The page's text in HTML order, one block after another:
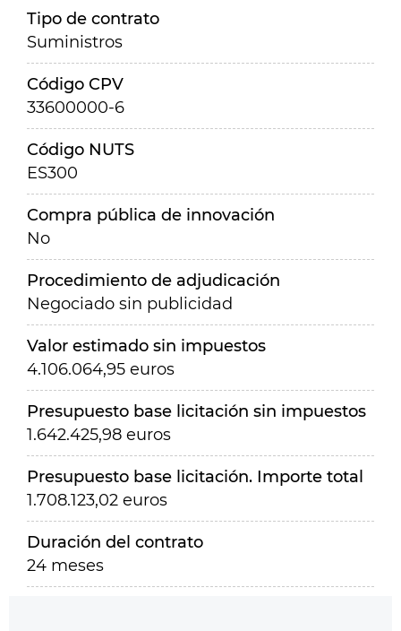
Tipo de contrato
Suministros
Código CPV
33600000-6
Código NUTS
ES300
Compra pública de innovación
No
Procedimiento de adjudicación
Negociado sin publicidad
Valor estimado sin impuestos
4.106.064,95 euros
Presupuesto base licitación sin impuestos
1.642.425,98 euros
Presupuesto base licitación. Importe total
1.708.123,02 euros
Duración del contrato
24 meses